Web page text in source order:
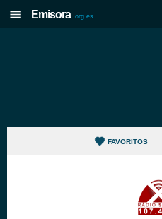
Emisora .org.es
FAVORITOS